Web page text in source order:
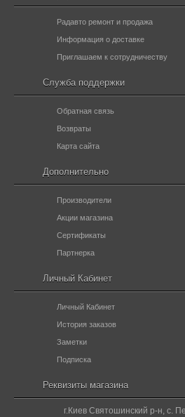
Радавто ремонт и продажа
Информация о доставке
Приглашаем к сотрудничеству
Служба поддержки
Обратная связь
Возвраты
Карта сайта
Дополнительно
Производители
Акции магазина
Сертификаты
Партнерка
Личный Кабинет
Личный Кабинет
История заказов
Заметки
Подписка
Реквизиты магазина
г.Киев Святошинский р-н, с.